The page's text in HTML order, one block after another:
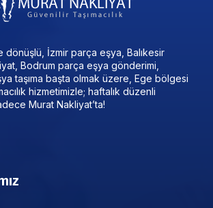
dönüşlü, İzmir parça eşya, Balıkesir
Bodrum parça eşya gönderimi,
taşıma başta olmak üzere, Ege bölgesi
hizmetimizle; haftalık düzenli
Murat Nakliyat’ta!